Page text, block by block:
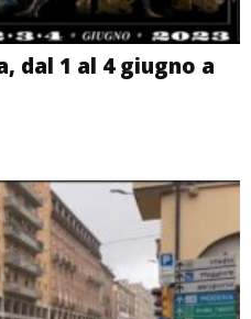
dal 1 al 4 giugno a